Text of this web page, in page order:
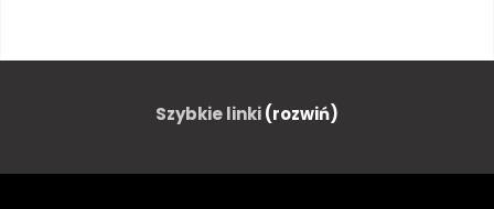
CHRZEŚCIJAŃSKI
POŚWIATA ŚWIATŁO
Szybkie linki(rozwiń)